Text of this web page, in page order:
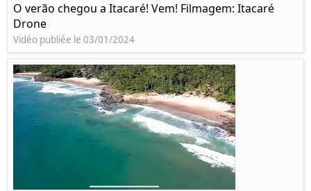
O verão chegou a Itacaré! Vem! Filmagem: Itacaré
Drone
Vidéo publiée le 03/01/2024